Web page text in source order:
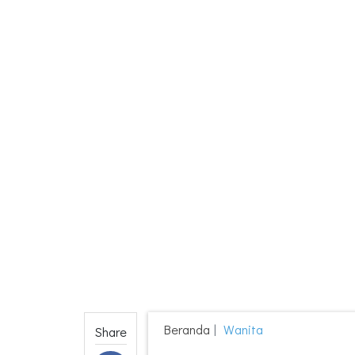
Share Beranda Wanita